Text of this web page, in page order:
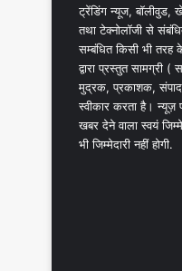
ट्रेंडिंग न्यूज, बॉलीवुड,
तथा टेक्नोलॉजी से
सम्बंधित किसी भी तरह
द्वारा प्रस्तुत सामग्री (
मुद्रक, प्रकाशक,
स्वीकार करता है। न्यूज़
खबर देने वाला स्वयं
भी जिम्मेदारी नहीं होगी.